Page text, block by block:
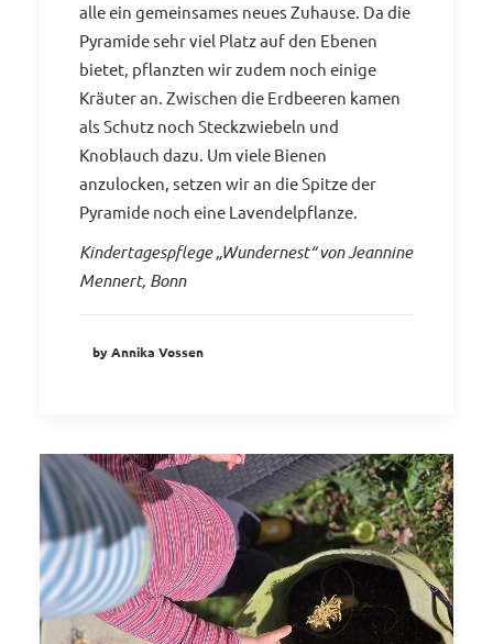
alle ein gemeinsames neues Zuhause. Da die
Pyramide sehr viel Platz auf den Ebenen
bietet, pflanzten wir zudem noch einige
Kräuter an. Zwischen die Erdbeeren kamen
als Schutz noch Steckzwiebeln und
Knoblauch dazu. Um viele Bienen
anzulocken, setzen wir an die Spitze der
Pyramide noch eine Lavendelpflanze.
Kindertagespflege „Wundernest“ von Jeannine
Mennert, Bonn
by Annika Vossen